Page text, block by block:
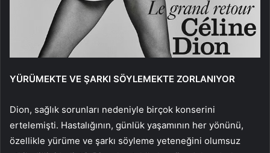
YÜRÜMEKTE VE ŞARKI SÖYLEMEKTE ZORLANIYOR
Dion, sağlık sorunları nedeniyle birçok konserini
ertelemişti. Hastalığının, günlük yaşamının her yönünü,
özellikle yürüme ve şarkı söyleme yeteneğini olumsuz